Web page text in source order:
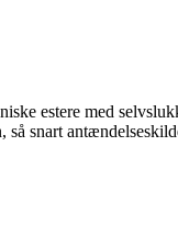
estere med
så snart